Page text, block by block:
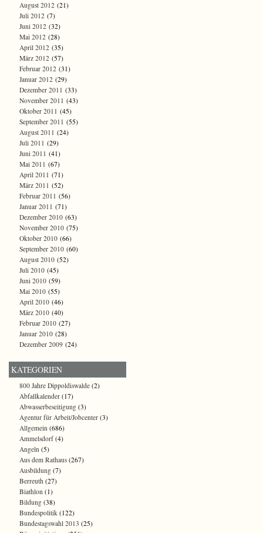
August 2012 (21)
Juli 2012 (7)
Juni 2012 (32)
Mai 2012 (28)
April 2012 (35)
März 2012 (57)
Februar 2012 (31)
Januar 2012 (29)
Dezember 2011 (33)
November 2011 (43)
Oktober 2011 (45)
September 2011 (55)
August 2011 (24)
Juli 2011 (29)
Juni 2011 (41)
Mai 2011 (67)
April 2011 (71)
März 2011 (52)
Februar 2011 (56)
Januar 2011 (71)
Dezember 2010 (63)
November 2010 (75)
Oktober 2010 (66)
September 2010 (60)
August 2010 (52)
Juli 2010 (45)
Juni 2010 (59)
Mai 2010 (55)
April 2010 (46)
März 2010 (40)
Februar 2010 (27)
Januar 2010 (28)
Dezember 2009 (24)
KATEGORIEN
800 Jahre Dippoldiswalde (2)
Abfallkalender (17)
Abwasserbeseitigung (3)
Agentur für Arbeit/Jobcenter (3)
Allgemein (686)
Ammelsdorf(4)
Angeln (5)
Aus dem Rathaus (267)
Ausbildung (7)
Berreuth (27)
Biathlon (1)
Bildung (38)
Bundespolitik (122)
Bundestagswahl 2013 (25)